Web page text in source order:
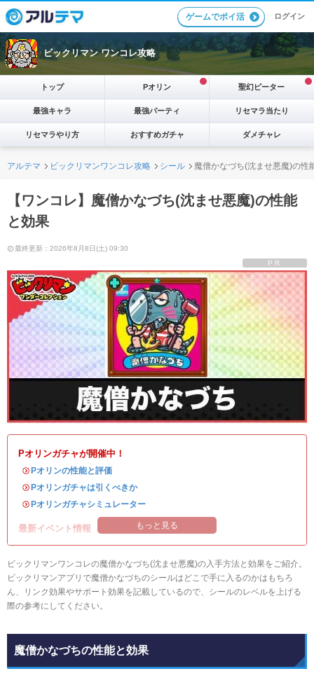
ゲームでポイ活 ログイン
ビックリマン ワンコレ攻略
トップ Pオリン 聖幻ピーター
最強キャラ 最強パーティ リセマラ当たり
リセマラやり方 おすすめガチャ ダメチャレ
アルテマ ビックリマンワンコレ攻略 シール 魔僧かなづち(沈ませ悪魔)の性
【ワンコレ】魔僧かなづち(沈ませ悪魔)の性能
と効果
最終更新：2026年8月8日(土) 09:30
PR
Pオリンガチャが開催中！
・Pオリンの性能と評価
・Pオリンガチャは引くべきか
・Pオリンガチャシミュレーター
最新イベント情報 もっと見る
ビックリマンワンコレの魔僧かなづち(沈ませ悪魔)の入手方法と効果をご紹介。
ビックリマンアプリで魔僧かなづちのシールはどこで手に入るのかはもちろ
ん、リンク効果やサポート効果を記載しているので、シールのレベルを上げる
際の参考にしてください。
魔僧かなづちの性能と効果